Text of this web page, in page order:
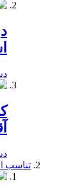
تناسب